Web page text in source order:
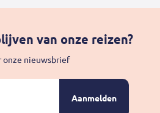
van onze reizen?
onze nieuwsbrief